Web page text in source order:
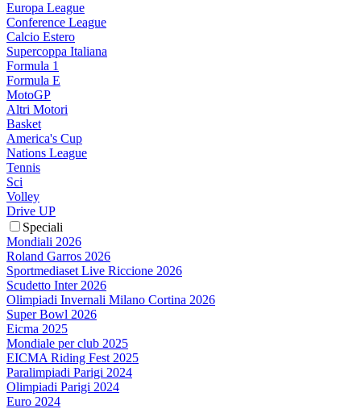
Europa League
Conference League
Calcio Estero
Supercoppa Italiana
Formula 1
Formula E
MotoGP
Altri Motori
Basket
America's Cup
Nations League
Tennis
Sci
Volley
Drive UP
Speciali
Mondiali 2026
Roland Garros 2026
Sportmediaset Live Riccione 2026
Scudetto Inter 2026
Olimpiadi Invernali Milano Cortina 2026
Super Bowl 2026
Eicma 2025
Mondiale per club 2025
EICMA Riding Fest 2025
Paralimpiadi Parigi 2024
Olimpiadi Parigi 2024
Euro 2024